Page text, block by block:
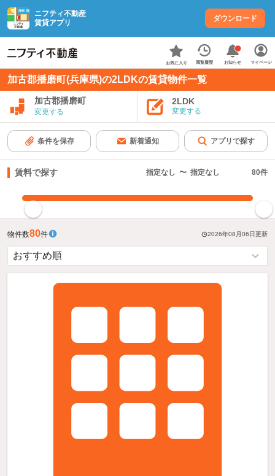
ニフティ不動産
賃貸アプリ
ダウンロード
お気に入り 閲覧履歴 お知らせ マイページ
加古郡播磨町(兵庫県)の2LDKの賃貸物件一覧
加古郡播磨町
変更する
2LDK
変更する
条件を保存 新着通知 アプリで探す
賃料で探す 指定なし 〜 指定なし 80件
物件数80件 2026年08月06日更新